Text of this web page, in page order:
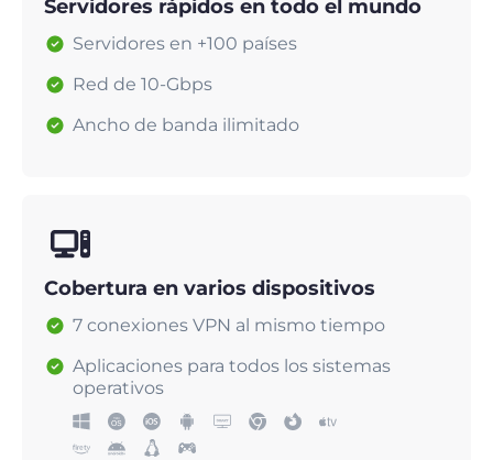
Servidores rápidos en todo el mundo
Servidores en +100 países
Red de 10-Gbps
Ancho de banda ilimitado
Cobertura en varios dispositivos
7 conexiones VPN al mismo tiempo
Aplicaciones para todos los sistemas
operativos